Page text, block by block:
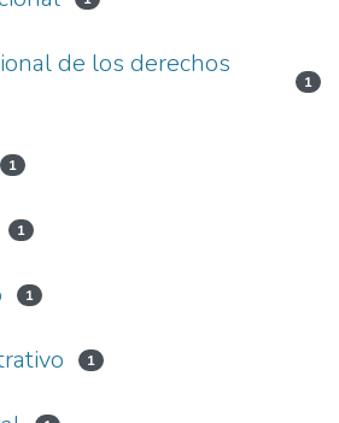
de los derechos
1
1
1
1
1